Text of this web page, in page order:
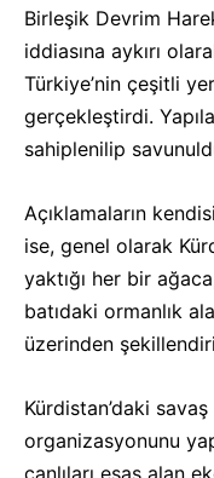
Birleşik Devrim
iddiasına aykırı
Türkiye’nin çeşitli
gerçekleştirdi.
sahiplenilip
Açıklamaların
ise, genel olarak
yaktığı her bir
batıdaki ormanlık
üzerinden
Kürdistan’daki
organizasyonunu
canlıları esas alan